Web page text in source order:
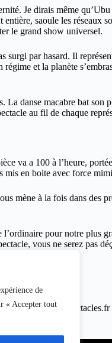
de
« Accepter tout
Je dirais même
saoule les réseaux
le grand show universel.
surgi par hasard. Il
et la planète
La danse macabre bat
au fil de chaque
va a 100 à l’heure,
en boite avec force
mène à la fois dans des
l’ordinaire pour notre plus
vous ne serez pas
– Petite sall
pour clicinfospectacles.fr